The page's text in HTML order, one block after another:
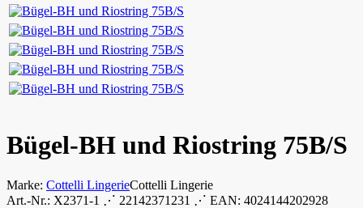
Bügel-BH und Riostring 75B/S
Marke: Cottelli LingerieCottelli Lingerie
Art.-Nr.: X2371-1 ⋰ 22142371231 ⋰ EAN: 4024144202928